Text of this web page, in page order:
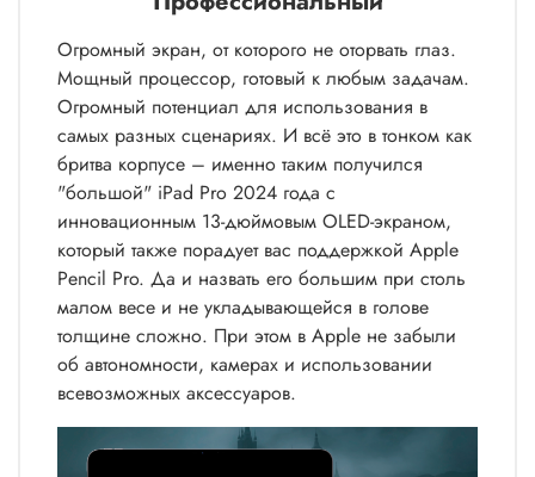
Огромный экран, от которого не оторвать глаз.
Мощный процессор, готовый к любым задачам.
Огромный потенциал для использования в
самых разных сценариях. И всё это в тонком как
бритва корпусе – именно таким получился
"большой" iPad Pro 2024 года с
инновационным 13-дюймовым OLED-экраном,
который также порадует вас поддержкой Apple
Pencil Pro. Да и назвать его большим при столь
малом весе и не укладывающейся в голове
толщине сложно. При этом в Apple не забыли
об автономности, камерах и использовании
всевозможных аксессуаров.